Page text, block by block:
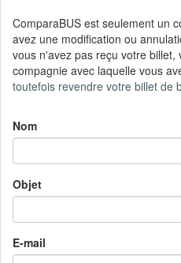
ComparaBUS est seulement un
avez une modification ou
vous n'avez pas reçu votre
compagnie avec laquelle vous
toutefois revendre votre billet de
Nom
Objet
E-mail